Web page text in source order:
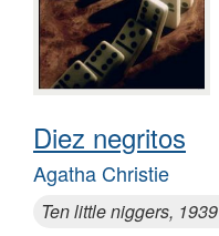
Diez negritos
Agatha Christie
Ten little niggers, 1939